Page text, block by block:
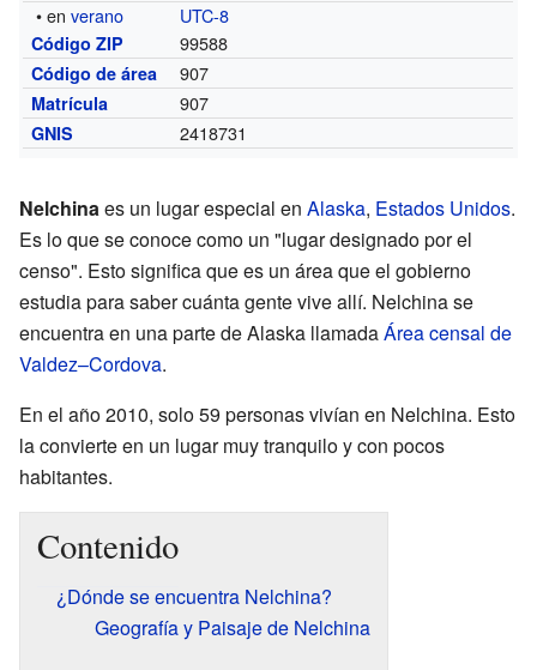
• enverano UTC-8
Código ZIP 99588
Código de área 907
Matrícula 907
GNIS 2418731
Nelchinaes un lugar especial en Alaska, Estados Unidos.
Es lo que se conoce como un "lugar designado por el
censo". Esto significa que es un área que el gobierno
estudia para saber cuánta gente vive allí. Nelchina se
encuentra en una parte de Alaska llamadaÁrea censal de
Valdez–Cordova.
En el año 2010, solo 59 personas vivían en Nelchina. Esto
la convierte en un lugar muy tranquilo y con pocos
habitantes.
Contenido
¿Dónde se encuentra Nelchina?
Geografía y Paisaje de Nelchina